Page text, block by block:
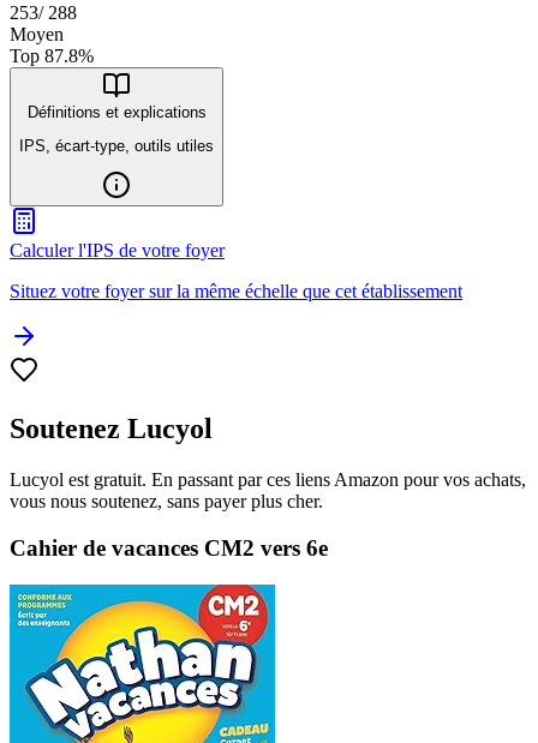
253/ 288
Moyen
Top 87.8%
Définitions et explications
IPS, écart-type, outils utiles
Calculer l'IPS de votre foyer
Situez votre foyer sur la même échelle que cet établissement
Soutenez Lucyol
Lucyol est gratuit. En passant par ces liens Amazon pour vos achats,
vous nous soutenez, sans payer plus cher.
Cahier de vacances CM2 vers 6e